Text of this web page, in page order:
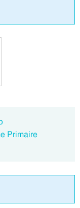
Primaire